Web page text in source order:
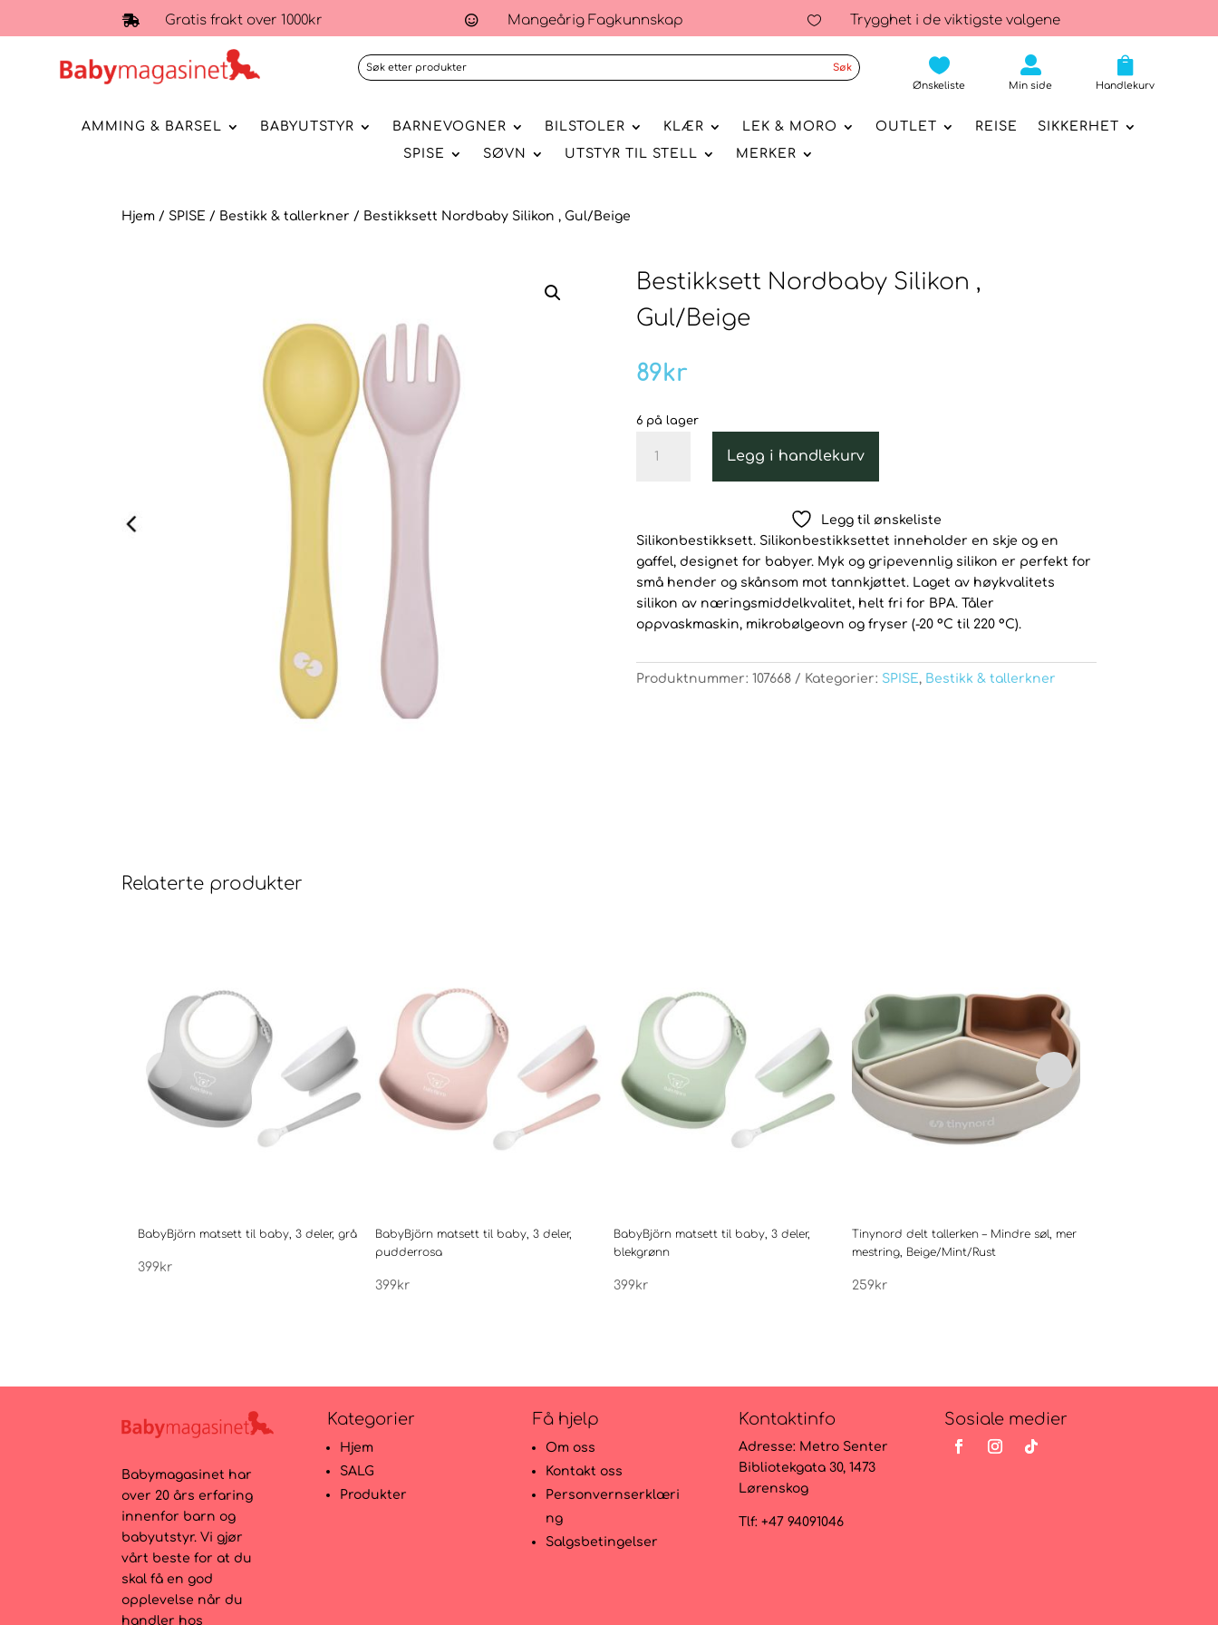
 Gratis frakt over 1000kr  Mangeårig Fagkunnskap  Trygghet i de viktigste valgene

Ønskeliste

Min side

Handlekurv
AMMING & BARSEL BABYUTSTYR BARNEVOGNER BILSTOLER KLÆR LEK & MORO OUTLET REISE
SIKKERHET
SPISE
SØVN UTSTYR TIL STELL MERKER
Hjem / SPISE / Bestikk & tallerkner / Bestikksett Nordbaby Silikon , Gul/Beige
Bestikksett Nordbaby Silikon ,
Gul/Beige
89kr
6 på lager
Nordbaby
antall
Legg i handlekurv
Legg til ønskeliste
Silikonbestikksett. Silikonbestikksettet inneholder en skje og en
gaffel, designet for babyer. Myk og gripevennlig silikon er perfekt for
små hender og skånsom mot tannkjøttet. Laget av høykvalitets
silikon av næringsmiddelkvalitet, helt fri for BPA. Tåler
oppvaskmaskin, mikrobølgeovn og fryser (-20 °C til 220 °C).
Produktnummer: 107668 Kategorier: SPISE, Bestikk & tallerkner
Relaterte produkter
BabyBjörn matsett til baby, 3 deler, grå
399kr
BabyBjörn matsett til baby, 3 deler,
pudderrosa
399kr
BabyBjörn matsett til baby, 3 deler,
blekgrønn
399kr
Tinynord delt tallerken – Mindre søl, mer
mestring, Beige/Mint/Rust
259kr
Babymagasinet har
over 20 års erfaring
innenfor barn og
babyutstyr. Vi gjør
vårt beste for at du
skal få en god
opplevelse når du
handler hos
Kategorier
Hjem
SALG
Produkter
Få hjelp
Om oss
Kontakt oss
Personvernserklæri
ng
Salgsbetingelser
Kontaktinfo
Adresse: Metro Senter
Bibliotekgata 30, 1473
Lørenskog
Tlf: +47 94091046
Sosiale medier